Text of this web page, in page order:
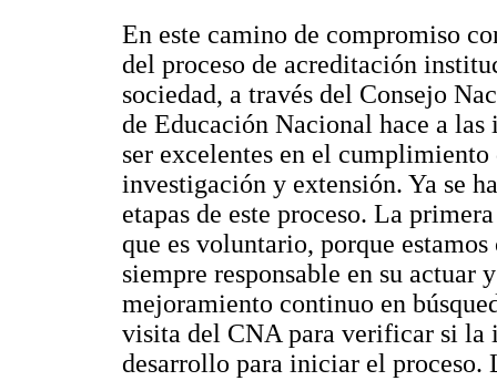
En este camino de compromiso
del proceso de acreditación
sociedad, a través del Consejo
de Educación Nacional hace a
ser excelentes en el
investigación y extensión. Ya se
etapas de este proceso. La
que es voluntario, porque
siempre responsable en su actuar
mejoramiento continuo en
visita del CNA para verificar si la
desarrollo para iniciar el proceso.